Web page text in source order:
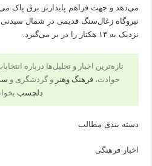
می‌دهد و جهت فراهم پایدارتر برق پاک
نیروگاه زغال‌سنگ قدیمی در شمال
نزدیک به ۱۴ هکتار را در بر می‌گیرد.
تازه‌ترین اخبار و تحلیل‌ها درباره
حوادث، فرهنگ وهنر و گردشگری و
دلچسب
دسته بندی مطالب
اخبار فرهنگی